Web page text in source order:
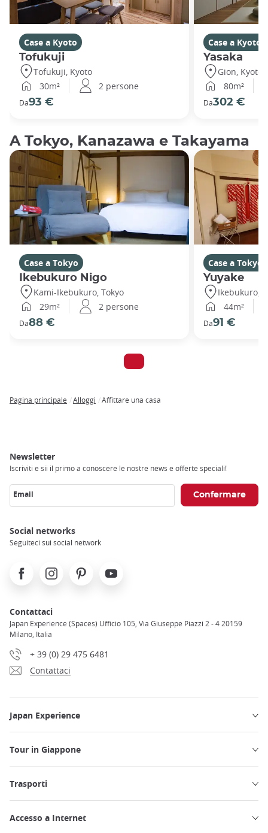
Case a Kyoto
Tofukuji
Tofukuji, Kyoto
30m²
2 persone
Da93 €
Case a Kyoto
Yasaka
Gion, Kyoto
80m²
Da302 €
A Tokyo, Kanazawa e Takayama
Case a Tokyo
Ikebukuro Nigo
Kami-Ikebukuro, Tokyo
29m²
2 persone
Da88 €
Case a Tokyo
Yuyake
Ikebukuro,
44m²
Da91 €
Pagina principale Alloggi Affittare una casa
Newsletter
Iscriviti e sii il primo a conoscere le nostre news e offerte speciali!
Email
Social networks
Seguiteci sui social network
FacebookInstagramPinterest Youtube
Contattaci
Japan Experience (Spaces) Ufficio 105, Via Giuseppe Piazzi 2 - 4 20159
Milano, Italia
+ 39 (0) 29 475 6481
Contattaci
Japan Experience
Tour in Giappone
Trasporti
Accesso a Internet